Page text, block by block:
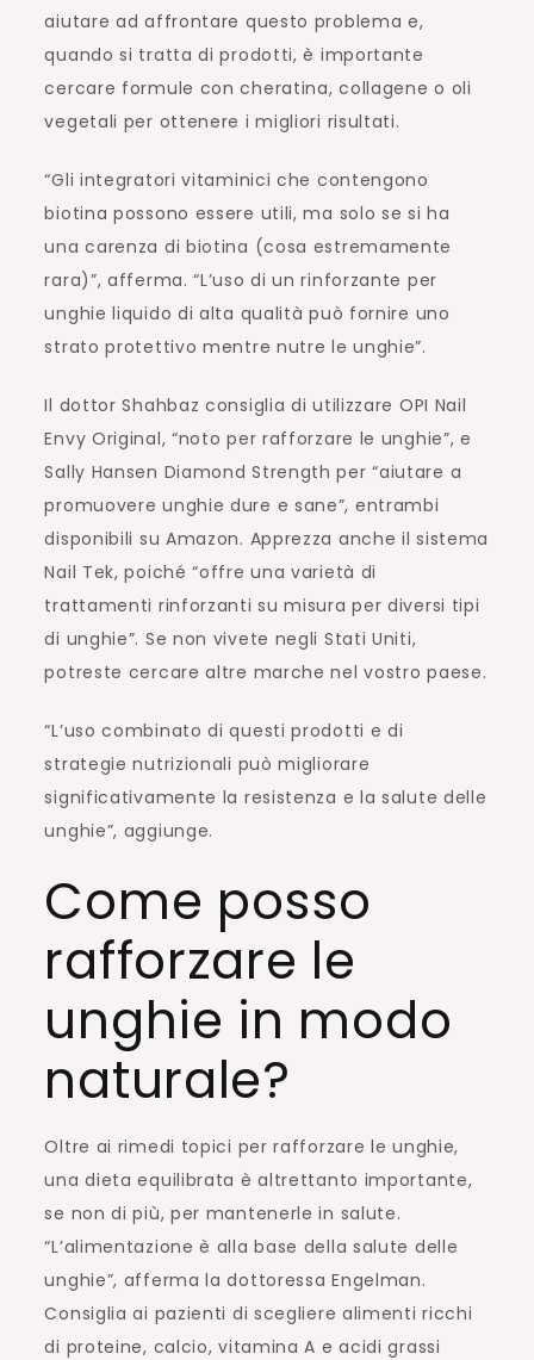
aiutare ad affrontare questo problema e,
quando si tratta di prodotti, è importante
cercare formule con cheratina, collagene o oli
vegetali per ottenere i migliori risultati.
“Gli integratori vitaminici che contengono
biotina possono essere utili, ma solo se si ha
una carenza di biotina (cosa estremamente
rara)”, afferma. “L’uso di un rinforzante per
unghie liquido di alta qualità può fornire uno
strato protettivo mentre nutre le unghie”.
Il dottor Shahbaz consiglia di utilizzare OPI Nail
Envy Original, “noto per rafforzare le unghie”, e
Sally Hansen Diamond Strength per “aiutare a
promuovere unghie dure e sane”, entrambi
disponibili su Amazon. Apprezza anche il sistema
Nail Tek, poiché “offre una varietà di
trattamenti rinforzanti su misura per diversi tipi
di unghie”. Se non vivete negli Stati Uniti,
potreste cercare altre marche nel vostro paese.
“L’uso combinato di questi prodotti e di
strategie nutrizionali può migliorare
significativamente la resistenza e la salute delle
unghie”, aggiunge.
Come posso
rafforzare le
unghie in modo
naturale?
Oltre ai rimedi topici per rafforzare le unghie,
una dieta equilibrata è altrettanto importante,
se non di più, per mantenerle in salute.
“L’alimentazione è alla base della salute delle
unghie”, afferma la dottoressa Engelman.
Consiglia ai pazienti di scegliere alimenti ricchi
di proteine, calcio, vitamina A e acidi grassi